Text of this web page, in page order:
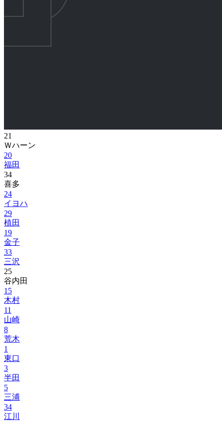
21
Ｗハーン
20
福田
34
喜多
24
イヨハ
29
植田
19
金子
33
三沢
25
谷内田
15
木村
11
山崎
8
荒木
1
東口
3
半田
5
三浦
34
江川